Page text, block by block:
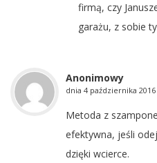
firmą, czy
garażu, z sobie
Anonimowy
dnia 4 października 2016
Metoda z
efektywna, jeśli
dzięki wcierce.